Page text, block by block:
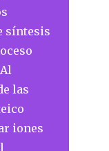
síntesis
las
iones